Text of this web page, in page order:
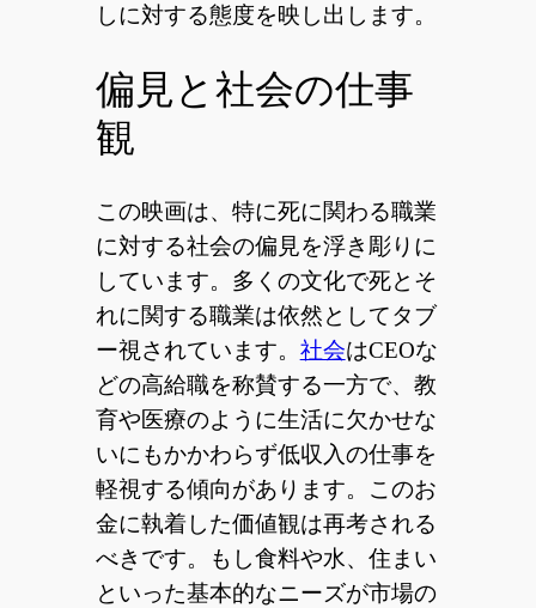
しに対する態度を映し出します。
偏見と社会の仕事
観
この映画は、特に死に関わる職業
に対する社会の偏見を浮き彫りに
しています。多くの文化で死とそ
れに関する職業は依然としてタブ
ー視されています。 社会はCEOな
どの高給職を称賛する一方で、教
育や医療のように生活に欠かせな
いにもかかわらず低収入の仕事を
軽視する傾向があります。このお
金に執着した価値観は再考される
べきです。もし食料や水、住まい
といった基本的なニーズが市場の